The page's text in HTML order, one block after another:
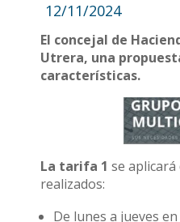
12/11/2024
El concejal de
Utrera, una
características.
La tarifa 1 se
realizados:
De lunes a jueves